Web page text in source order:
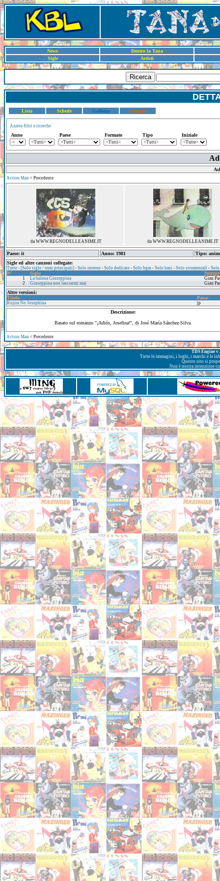
News
Dentro la Tana
Sigle
Artisti
Ricerca
Lista Schede Galleria Dettaglio
Azzera filtri e ricerche
Anno Paese Formato Tipo Iniziale
Action Man < Precedente
da WWW.REGNODELLEANIME.IT da WWW.REGNODELLEANIME.IT
Paese: it Anno: 1981
Tipo:
Sigle ed altre canzoni collegate:
Tutte - [Solo sigle / temi principali] - Solo interne - Solo dedicate - Solo bgm - Solo basi - Solo strumentali - Solo
N° Sigla
1 La balena Giuseppina
Gian
2
Giuseppina non lasciarmi mai Gian
Altre versioni:
Titolo
Paese
Kujira No Josephina jp
Descrizione:
Basato sul romanzo "¡Adiós, Josefina!", di José María Sánchez-Silva.
Action Man < Precedente
TDS Engine
Tutte le immagini, i loghi, i marchi e le
Questo sito si
Non è nostra intenzione